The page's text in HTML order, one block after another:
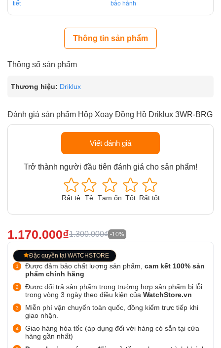
tiết
bảo hành
Thông tin sản phẩm
Thông số sản phẩm
Thương hiệu: Driklux
Đánh giá sản phẩm Hộp Xoay Đồng Hồ Driklux 3WR-BRG
Viết đánh giá
Trở thành người đầu tiên đánh giá cho sản phẩm!
Rất tệ Tệ Tạm ổn Tốt Rất tốt
1.170.000₫1.300.000₫ -10%
Đặc quyền tại WATCHSTORE
Được đảm bảo chất lượng sản phẩm, cam kết 100% sản
phẩm chính hãng
Được đổi trả sản phẩm trong trường hợp sản phẩm bị lỗi
trong vòng 3 ngày theo điều kiện của WatchStore.vn
Miễn phí vận chuyển toàn quốc, đồng kiểm trực tiếp khi
giao nhận.
Giao hàng hỏa tốc (áp dụng đối với hàng có sẵn tại cửa
hàng gần nhất)